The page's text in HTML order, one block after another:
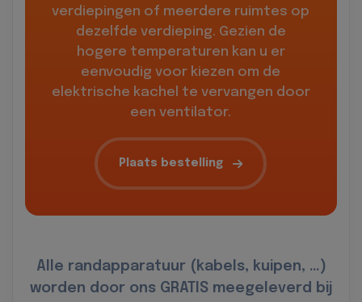
verdiepingen of meerdere ruimtes op
dezelfde verdieping. Gezien de
hogere temperaturen kan u er
eenvoudig voor kiezen om de
elektrische kachel te vervangen door
een ventilator.
Plaats bestelling
Alle randapparatuur (kabels, kuipen, …)
worden door ons GRATIS meegeleverd bij